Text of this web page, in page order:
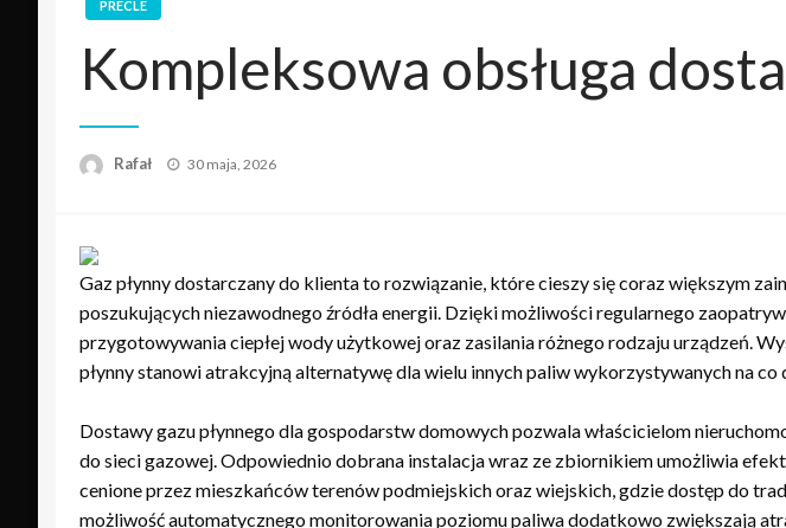
PRECLE
Kompleksowa obsługa
Rafał
Opublikowane
30 maja, 2026
Gaz płynny dostarczany do klienta to rozwiązanie, które cieszy się coraz większym
poszukujących niezawodnego źródła energii. Dzięki możliwości regularnego
przygotowywania ciepłej wody użytkowej oraz zasilania różnego rodzaju urządzeń.
płynny stanowi atrakcyjną alternatywę dla wielu innych paliw wykorzystywanych na co
Dostawy gazu płynnego dla gospodarstw domowych pozwala właścicielom
do sieci gazowej. Odpowiednio dobrana instalacja wraz ze zbiornikiem umożliwia
cenione przez mieszkańców terenów podmiejskich oraz wiejskich, gdzie dostęp do
możliwość automatycznego monitorowania poziomu paliwa dodatkowo zwiększają